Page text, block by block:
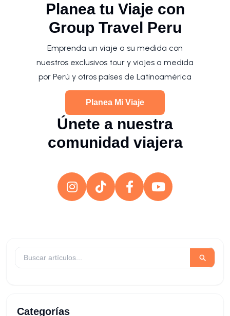
Planea tu Viaje con
Group Travel Peru
Emprenda un viaje a su medida con
nuestros exclusivos tour y viajes a medida
por Perú y otros países de Latinoamérica
Planea Mi Viaje
Únete a nuestra
comunidad viajera
Categorías